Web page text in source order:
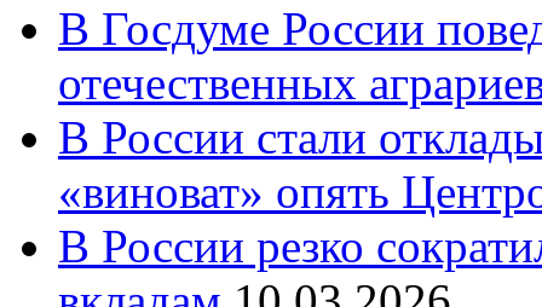
В Госдуме России
отечественных
В России стали
«виноват» опять
В России резко